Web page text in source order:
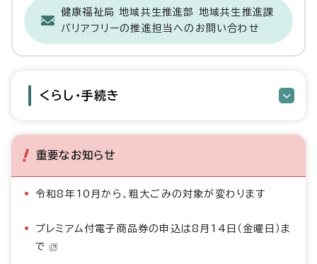
健康福祉局 地域共生推進部 地域共生推進課
バリアフリーの推進担当へのお問い合わせ
くらし・手続き
重要なお知らせ
令和8年10月から、粗大ごみの対象が変わります
プレミアム付電子商品券の申込は8月14日（金曜日）ま
で